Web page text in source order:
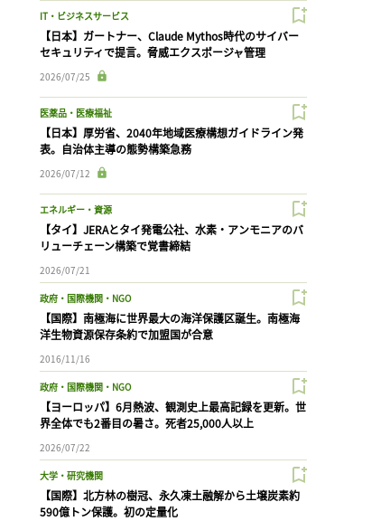
IT・ビジネスサービス
【日本】ガートナー、Claude Mythos時代のサイバー
セキュリティで提言。脅威エクスポージャ管理
2026/07/25
医薬品・医療福祉
【日本】厚労省、2040年地域医療構想ガイドライン発
表。自治体主導の態勢構築急務
2026/07/12
エネルギー・資源
【タイ】JERAとタイ発電公社、水素・アンモニアのバ
リューチェーン構築で覚書締結
2026/07/21
政府・国際機関・NGO
【国際】南極海に世界最大の海洋保護区誕生。南極海
洋生物資源保存条約で加盟国が合意
2016/11/16
政府・国際機関・NGO
【ヨーロッパ】6月熱波、観測史上最高記録を更新。世
界全体でも2番目の暑さ。死者25,000人以上
2026/07/22
大学・研究機関
【国際】北方林の樹冠、永久凍土融解から土壌炭素約
590億トン保護。初の定量化